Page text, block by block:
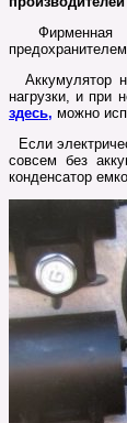
Фирменная
Аккумулятор
нагрузки, и при
здесь, можно
Если
совсем без
конденсатор